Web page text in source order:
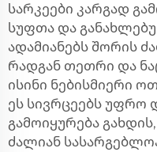
სარკეები კარგად
სუფთა და
ადამიანებს შორის
რადგან თეთრი და
ისინი ნებისმიერი
ეს სივრცეებს უფრო
გამოიყურება
ძალიან